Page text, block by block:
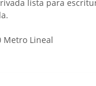
lista para
Metro Lineal